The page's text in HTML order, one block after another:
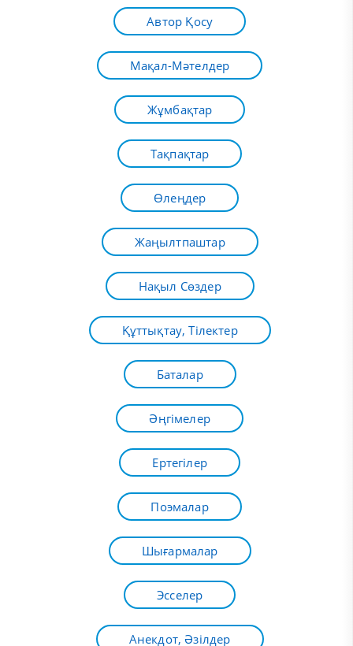
Автор Қосу
Мақал-Мәтелдер
Жұмбақтар
Тақпақтар
Өлеңдер
Жаңылтпаштар
Нақыл Сөздер
Құттықтау, Тілектер
Баталар
Әңгімелер
Ертегілер
Поэмалар
Шығармалар
Эсселер
Анекдот, Әзілдер